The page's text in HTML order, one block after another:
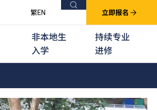
繁EN 搜索 立即报名
非本地生
入学
持续专业
进修